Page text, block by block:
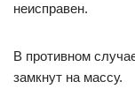
неисправен.
В противном
замкнут на массу.